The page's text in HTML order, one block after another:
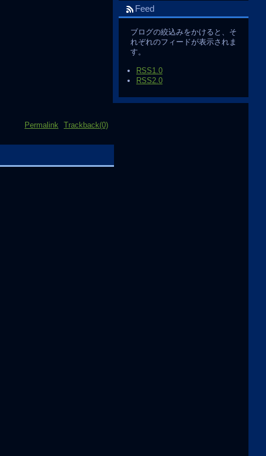
Feed
ブログの絞込みをかけると、そ
れぞれのフィードが表示されま
す。
RSS1.0
RSS2.0
Permalink Trackback(0)